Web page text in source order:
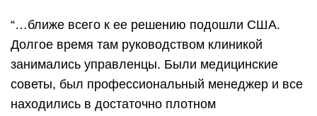
“…ближе всего к ее решению подошли США.
Долгое время там руководством клиникой
занимались управленцы. Были медицинские
советы, был профессиональный менеджер и все
находились в достаточно плотном